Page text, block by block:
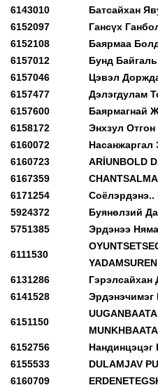
6143010
Батсайхан
6152097
Гансүх
6152108
Баярмаа
6157012
Бунд Байгаль
6157046
Цэвэл
6157477
Дэлэгдулам
6157600
Баярмагнай
6158172
Энхзул Отгон
6160072
Насанжаргал
6160723
ARİUNBOLD
6167359
6171254
Соёлэрдэнэ..
5924372
Буянөлзий
5751385
Эрдэнээ
6111530
YADAMSUREN
6131286 Гэрэлсайхан
6141528
Эрдэнэчимэг
6151150
6152756 Нандинцэцэг
6155533
DULAMJAV
6160709